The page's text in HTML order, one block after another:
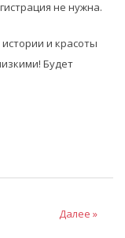
не нужна.
и красоты
Будет
Далее »